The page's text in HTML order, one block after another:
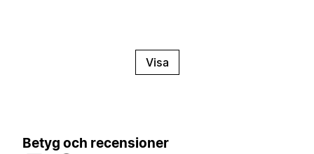
Visa
Betyg och recensioner